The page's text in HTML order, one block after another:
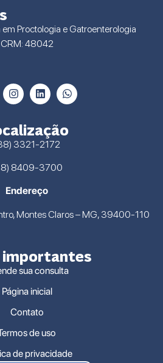
Proctologia e Gatroenterologia
CRM: 48042
3321-2172
8409-3700
Endereço
Montes Claros – MG, 39400-110
importantes
sua consulta
Página inicial
Contato
de uso
de privacidade